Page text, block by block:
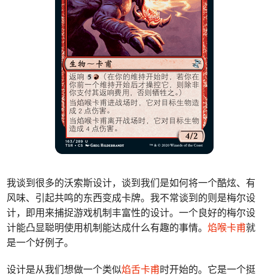
我谈到很多的沃索斯设计，谈到我们是如何将一个酷炫、有
风味、引起共鸣的东西变成卡牌。我不常谈到的则是梅尔设
计，即用来捕捉游戏机制丰富性的设计。一个良好的梅尔设
计能凸显聪明使用机制能达成什么有趣的事情。焰喉卡甫就
是一个好例子。
设计是从我们想做一个类似焰舌卡甫时开始的。它是一个挺